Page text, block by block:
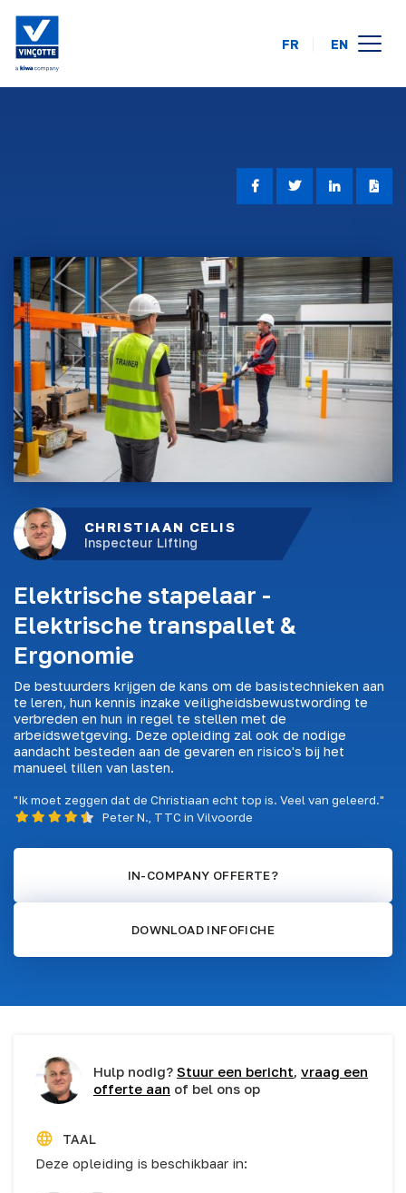
opleidingskalender
FAQ
contact
FR EN
CHRISTIAAN CELIS
Inspecteur Lifting
Elektrische stapelaar -
Elektrische transpallet &
Ergonomie
De bestuurders krijgen de kans om de basistechnieken aan
te leren, hun kennis inzake veiligheidsbewustwording te
verbreden en hun in regel te stellen met de
arbeidswetgeving. Deze opleiding zal ook de nodige
aandacht besteden aan de gevaren en risico's bij het
manueel tillen van lasten.
"Ik moet zeggen dat de Christiaan echt top is. Veel van geleerd."
Peter N., TTC in Vilvoorde
IN-COMPANY OFFERTE?
DOWNLOAD INFOFICHE
Hulp nodig? Stuur een bericht, vraag een
offerte aan of bel ons op
TAAL
Deze opleiding is beschikbaar in: